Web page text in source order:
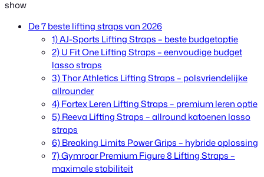
show
De 7 beste lifting straps van 2026
1) AJ-Sports Lifting Straps – beste budgetoptie
2) U Fit One Lifting Straps – eenvoudige budget
lasso straps
3) Thor Athletics Lifting Straps – polsvriendelijke
allrounder
4) Fortex Leren Lifting Straps – premium leren optie
5) Reeva Lifting Straps – allround katoenen lasso
straps
6) Breaking Limits Power Grips – hybride oplossing
7) Gymroar Premium Figure 8 Lifting Straps –
maximale stabiliteit